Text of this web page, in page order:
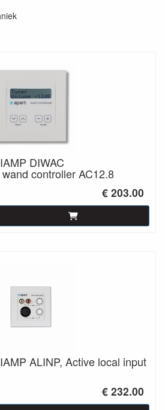
DIWAC
controller AC12.8
€ 203.00
ALINP, Active local input
€ 232.00